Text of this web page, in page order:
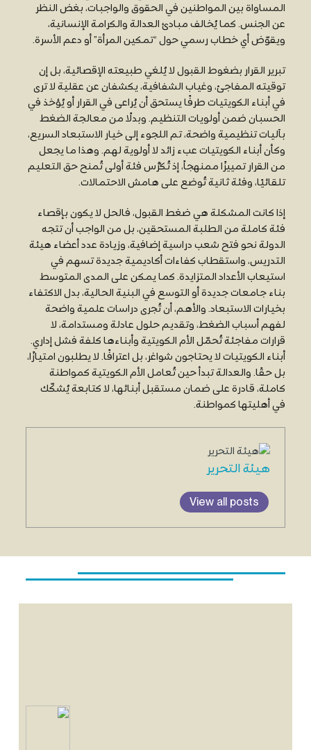
المساواة بين المواطنين في الحقوق والواجبات، بغض النظر
عن الجنس. كما يُخالف مبادئ العدالة والكرامة الإنسانية،
ويقوّض أي خطاب رسمي حول “تمكين المرأة” أو دعم الأسرة.
تبرير القرار بضغوط القبول لا يُلغي طبيعته الإقصائية، بل إن
توقيته المفاجئ، وغياب الشفافية، يكشفان عن عقلية لا ترى
في أبناء الكويتيات طرفًا يستحق أن يُراعى في القرار أو يُؤخذ في
الحسبان ضمن أولويات التنظيم. وبدلًا من معالجة الضغط
بآليات تنظيمية واضحة، تم اللجوء إلى خيار الاستبعاد السريع،
وكأن أبناء الكويتيات عبء زائد لا أولوية لهم. وهذا ما يجعل
من القرار تمييزًا ممنهجاً، إذ تُكرَّس فئة أولى تُمنح حق التعليم
تلقائيًا، وفئة ثانية تُوضع على هامش الاحتمالات.
إذا كانت المشكلة هي ضغط القبول، فالحل لا يكون بإقصاء
فئة كاملة من الطلبة المستحقين، بل من الواجب أن تتجه
الدولة نحو فتح شعب دراسية إضافية، وزيادة عدد أعضاء هيئة
التدريس، واستقطاب كفاءات أكاديمية جديدة تسهم في
استيعاب الأعداد المتزايدة. كما يمكن على المدى المتوسط
بناء جامعات جديدة أو التوسع في البنية الحالية، بدل الاكتفاء
بخيارات الاستبعاد. والأهم، أن تُجرى دراسات علمية واضحة
لفهم أسباب الضغط، وتقديم حلول عادلة ومستدامة، لا
قرارات مفاجئة تُحمّل الأم الكويتية وأبناءها كلفة فشل إداري.
أبناء الكويتيات لا يحتاجون شواغر، بل اعترافًا. لا يطلبون امتيازًا،
بل حقًا. والعدالة تبدأ حين تُعامل الأم الكويتية كمواطنة
كاملة، قادرة على ضمان مستقبل أبنائها، لا كتابعة يُشكّك
في أهليتها كمواطنة.
هيئة التحرير
View all posts